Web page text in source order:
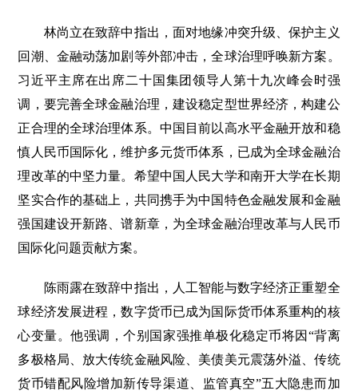
林尚立在致辞中指出，面对地缘冲突升级、保护主义
回潮、金融动荡加剧等外部冲击，全球治理呼唤新方案。
习近平主席在出席二十国集团领导人第十九次峰会时强
调，要完善全球金融治理，建设稳定型世界经济，构建公
正合理的全球治理体系。中国目前以高水平金融开放和稳
慎人民币国际化，维护多元货币体系，已成为全球金融治
理改革的中坚力量。希望中国人民大学和南开大学在长期
坚实合作的基础上，共同携手为中国特色金融发展和金融
强国建设开新路、谱新章，为全球金融治理改革与人民币
国际化问题贡献方案。
陈雨露在致辞中指出，人工智能与数字经济正重塑全
球经济发展进程，数字货币已成为国际货币体系重构的核
心变量。他强调，个别国家强推单极化稳定币将因“背离
多极格局、放大传统金融风险、美债美元震荡外溢、传统
货币错配风险增加新传导渠道、监管真空”五大隐患而加